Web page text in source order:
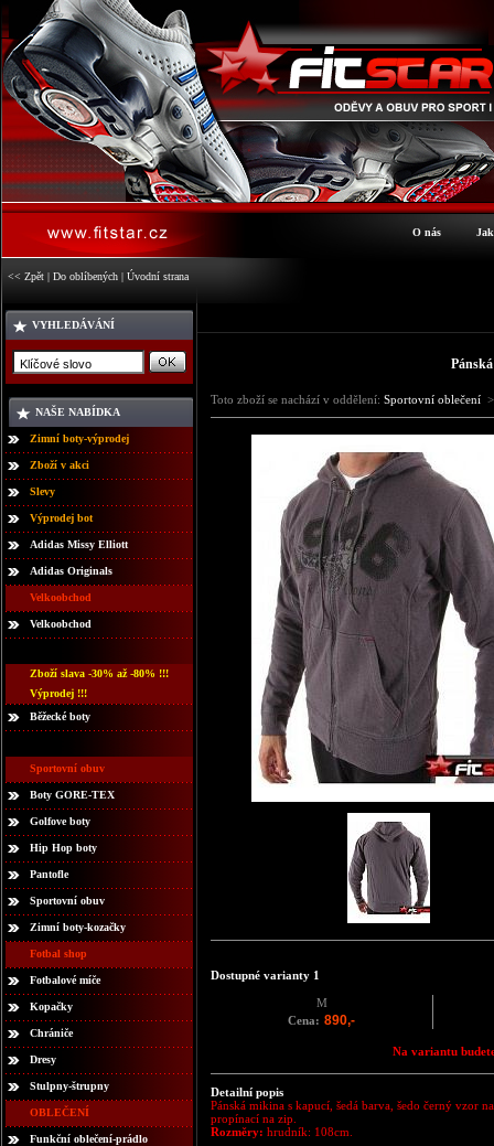
O nás
<< Zpět | Do oblíbených | Úvodní strana
VYHLEDÁVÁNÍ
NAŠE NABÍDKA
Zimní boty-výprodej
Zboží v akci
Slevy
Výprodej bot
Adidas Missy Elliott
Adidas Originals
Velkoobchod
Velkoobchod
Zboží slava -30% až -80% !!!
Výprodej !!!
Běžecké boty
Sportovní obuv
Boty GORE-TEX
Golfove boty
Hip Hop boty
Pantofle
Sportovní obuv
Zimní boty-kozačky
Fotbal shop
Fotbalové míče
Kopačky
Chrániče
Dresy
Stulpny-štrupny
OBLEČENÍ
Funkční oblečení-prádlo
Toto zboží se nachází v oddělení: Sportovní oblečení
Dostupné varianty 1
M
Cena: 890,-
Na variantu
Detailní popis
Pánská mikina s kapucí, šedá barva, šedo černý vzor
propínací na zip.
Rozměry: hrudník: 108cm.